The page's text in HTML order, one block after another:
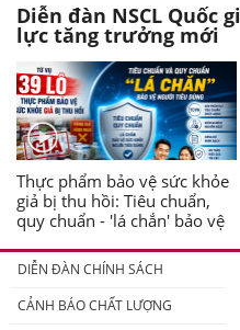
Diễn đàn NSCL Quốc
lực tăng trưởng mới
Thực phẩm bảo vệ sức khỏe
giả bị thu hồi: Tiêu chuẩn,
quy chuẩn - 'lá chắn' bảo vệ
DIỄN ĐÀN CHÍNH SÁCH
CẢNH BÁO CHẤT LƯỢNG